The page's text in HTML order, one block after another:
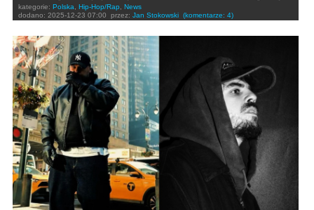
kategorie: Polska, Hip-Hop/Rap, News
dodano: 2025-12-23 07:00 przez: Jan Stokowski (komentarze: 4)